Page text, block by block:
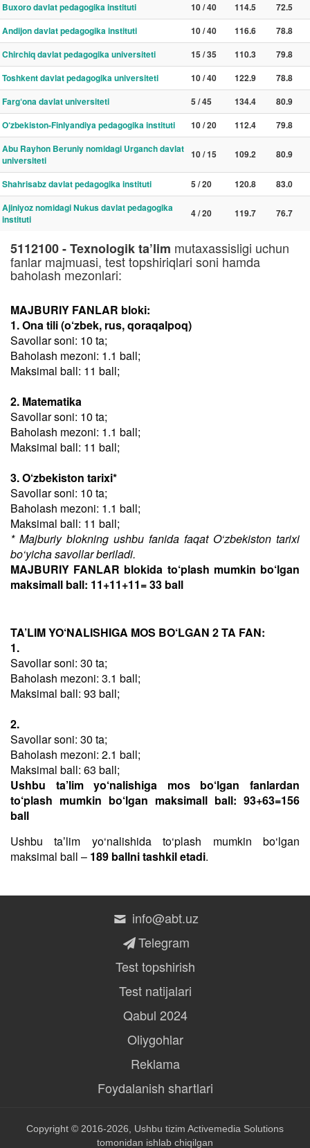
Buxoro davlat pedagogika instituti
10 / 40 114.5
72.5
Andijon davlat pedagogika instituti
10 / 40 116.6
78.8
Chirchiq davlat pedagogika universiteti
15 / 35 110.3
79.8
Toshkent davlat pedagogika universiteti
10 / 40 122.9
78.8
Farg‘ona davlat universiteti
5 / 45 134.4
80.9
O‘zbekiston-Finlyandiya pedagogika instituti
10 / 20 112.4
79.8
Abu Rayhon Beruniy nomidagi Urganch davlat
universiteti
10 / 15 109.2 80.9
Shahrisabz davlat pedagogika instituti 5 / 20 120.8
83.0
Ajiniyoz nomidagi Nukus davlat pedagogika
instituti
4 / 20 119.7 76.7
5112100 - Texnologik ta’lim mutaxassisligi uchun
fanlar majmuasi, test topshiriqlari soni hamda
baholash mezonlari:
MAJBURIY FANLAR bloki:
1. Ona tili (o‘zbek, rus, qoraqalpoq)
Savollar soni: 10 ta;
Baholash mezoni: 1.1 ball;
Maksimal ball: 11 ball;
2. Matematika
Savollar soni: 10 ta;
Baholash mezoni: 1.1 ball;
Maksimal ball: 11 ball;
3. O‘zbekiston tarixi*
Savollar soni: 10 ta;
Baholash mezoni: 1.1 ball;
Maksimal ball: 11 ball;
* Majburiy blokning ushbu fanida faqat O‘zbekiston tarixi
bo‘yicha savollar beriladi.
MAJBURIY FANLAR blokida to‘plash mumkin bo‘lgan
maksimall ball: 11+11+11= 33 ball
TA’LIM YO‘NALISHIGA MOS BO‘LGAN 2 TA FAN:
1.
Savollar soni: 30 ta;
Baholash mezoni: 3.1 ball;
Maksimal ball: 93 ball;
2.
Savollar soni: 30 ta;
Baholash mezoni: 2.1 ball;
Maksimal ball: 63 ball;
Ushbu ta’lim yo‘nalishiga mos bo‘lgan fanlardan
to‘plash mumkin bo‘lgan maksimall ball: 93+63=156
ball
Ushbu taʼlim yo‘nalishida to‘plash mumkin bo‘lgan
maksimal ball – 189 ballni tashkil etadi.
info@abt.uz
Telegram
Test topshirish
Test natijalari
Qabul 2024
Oliygohlar
Reklama
Foydalanish shartlari
Copyright © 2016-2026, Ushbu tizim Activemedia Solutions
tomonidan ishlab chiqilgan